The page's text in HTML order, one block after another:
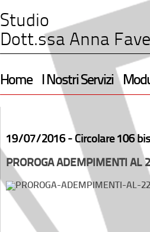
Studio
Dott.ssa Anna
Home I Nostri Servizi
19/07/2016 - Circolare 106
PROROGA ADEMPIMENTI AL